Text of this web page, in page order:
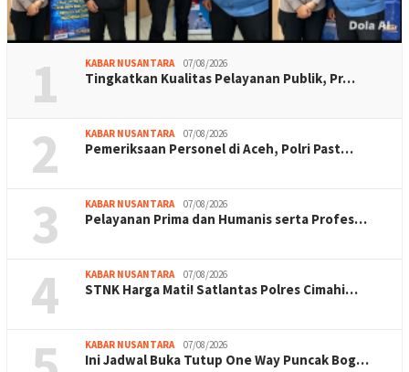
1 KABAR NUSANTARA 07/08/2026
Tingkatkan Kualitas Pelayanan Publik, Pr…
2 KABAR NUSANTARA 07/08/2026
Pemeriksaan Personel di Aceh, Polri Past…
3 KABAR NUSANTARA 07/08/2026
Pelayanan Prima dan Humanis serta Profes…
4 KABAR NUSANTARA 07/08/2026
STNK Harga Mati! Satlantas Polres Cimahi…
KABAR NUSANTARA 07/08/2026
Ini Jadwal Buka Tutup One Way Puncak Bog…